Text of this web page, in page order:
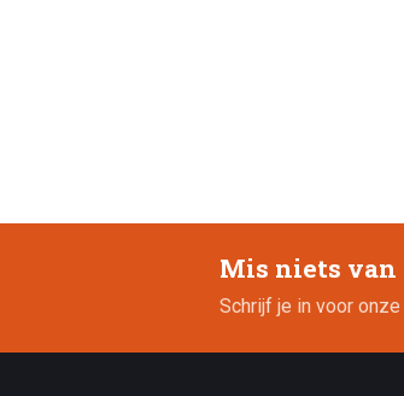
Mis niets
Schrijf je in voor